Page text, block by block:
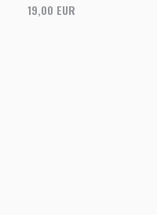
19,00 EUR